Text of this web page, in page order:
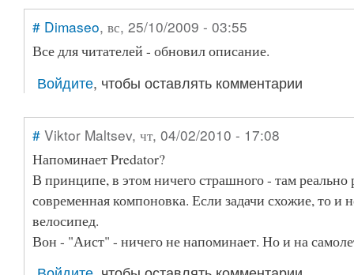
# Dimaseo, вс, 25/10/2009 - 03:55
Все для читателей - обновил описание.
Войдите, чтобы оставлять комментарии
# Viktor Maltsev, чт, 04/02/2010 - 17:08
Напоминает Predator?
В принципе, в этом ничего страшного - там реально
современная компоновка. Если задачи схожие, то и
велосипед.
Вон - "Аист" - ничего не напоминает. Но и на